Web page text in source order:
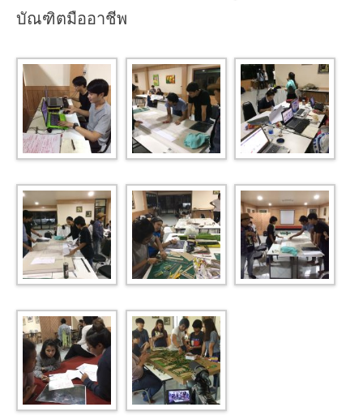
บัณฑิตมืออาชีพ